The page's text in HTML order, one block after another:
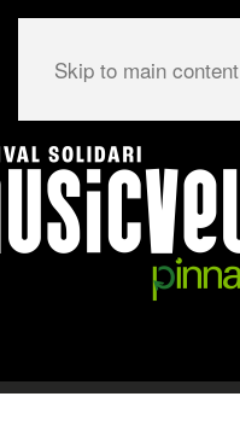
Skip to main content